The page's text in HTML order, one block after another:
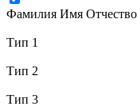
Фамилия Имя
Тип 1
Тип 2
Тип 3